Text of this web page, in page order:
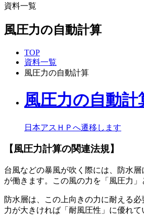
資料一覧
風圧力の自動計算
TOP
資料一覧
風圧力の自動計算
風圧力の自動計
日本アスＨＰへ遷移します
【風圧力計算の関連法規】
台風などの暴風が吹く際には、防水
が働きます。この風の力を「風圧力」
防水層は、この上向きの力に耐える
力が大きければ「耐風圧性」に優れて